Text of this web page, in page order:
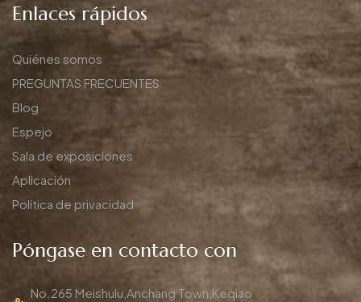
Enlaces rápidos
Quiénes somos
PREGUNTAS FRECUENTES
Blog
Espejo
Sala de exposiciones
Aplicación
Política de privacidad
Póngase en contacto con
No.265 Meishulu,Anchang Town,Keqiao